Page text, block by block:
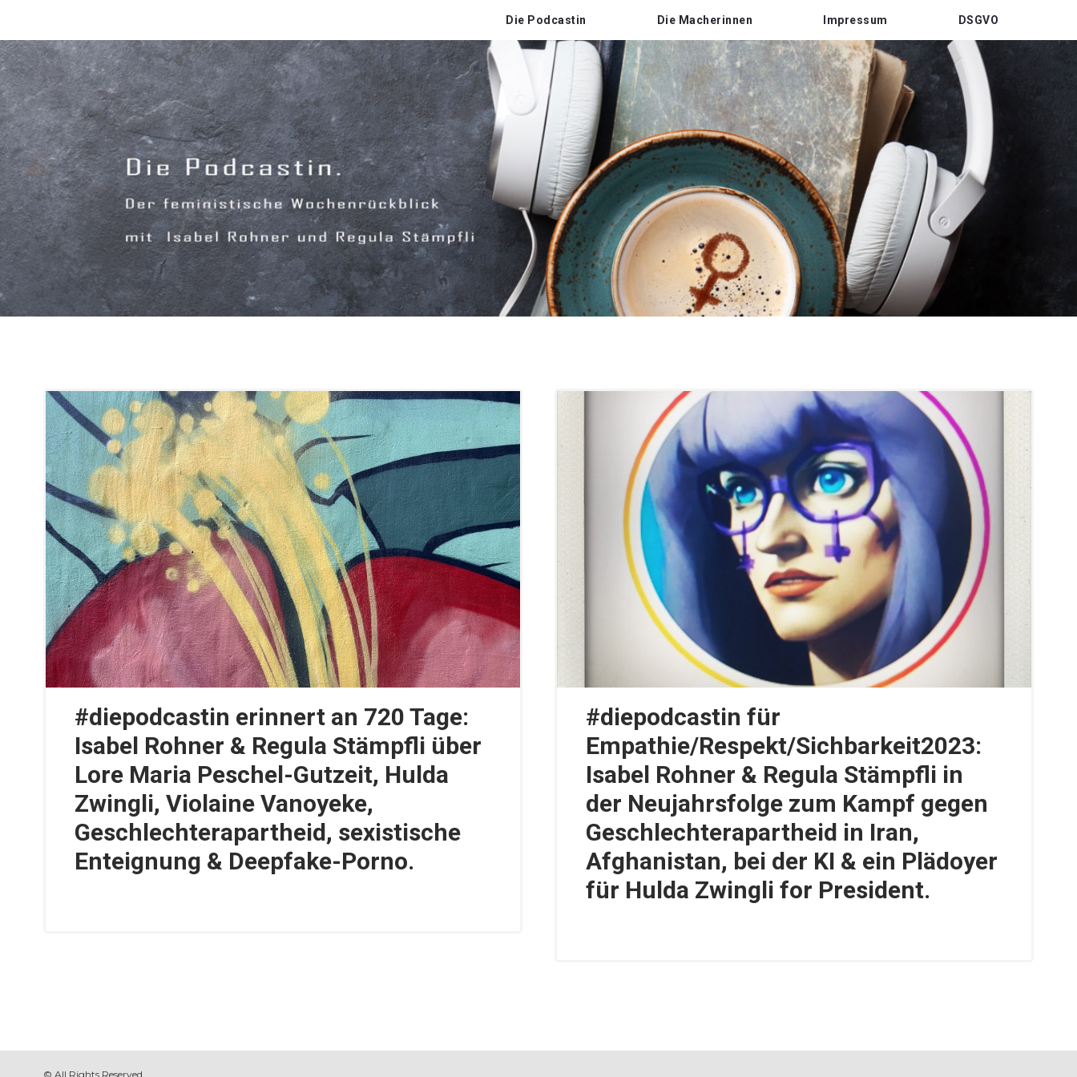
Die Podcastin Die Macherinnen Impressum DSGVO
#diepodcastin erinnert an 720 Tage:
Isabel Rohner & Regula Stämpfli über
Lore Maria Peschel-Gutzeit, Hulda
Zwingli, Violaine Vanoyeke,
Geschlechterapartheid, sexistische
Enteignung & Deepfake-Porno.
#diepodcastin für
Empathie/Respekt/Sichbarkeit2023:
Isabel Rohner & Regula Stämpfli in
der Neujahrsfolge zum Kampf gegen
Geschlechterapartheid in Iran,
Afghanistan, bei der KI & ein Plädoyer
für Hulda Zwingli for President.
© All Rights Reserved.